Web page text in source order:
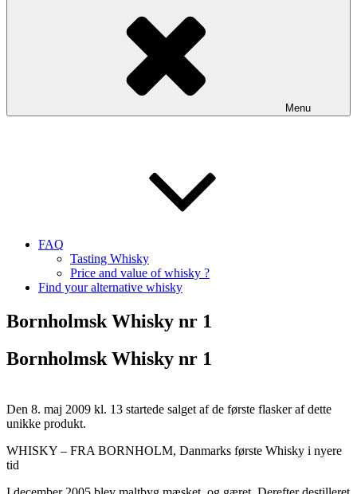
Menu
FAQ
Tasting Whisky
Price and value of whisky ?
Find your alternative whisky
Bornholmsk Whisky nr 1
Bornholmsk Whisky nr 1
Den 8. maj 2009 kl. 13 startede salget af de første flasker af dette
unikke produkt.
WHISKY – FRA BORNHOLM, Danmarks første Whisky i nyere
tid